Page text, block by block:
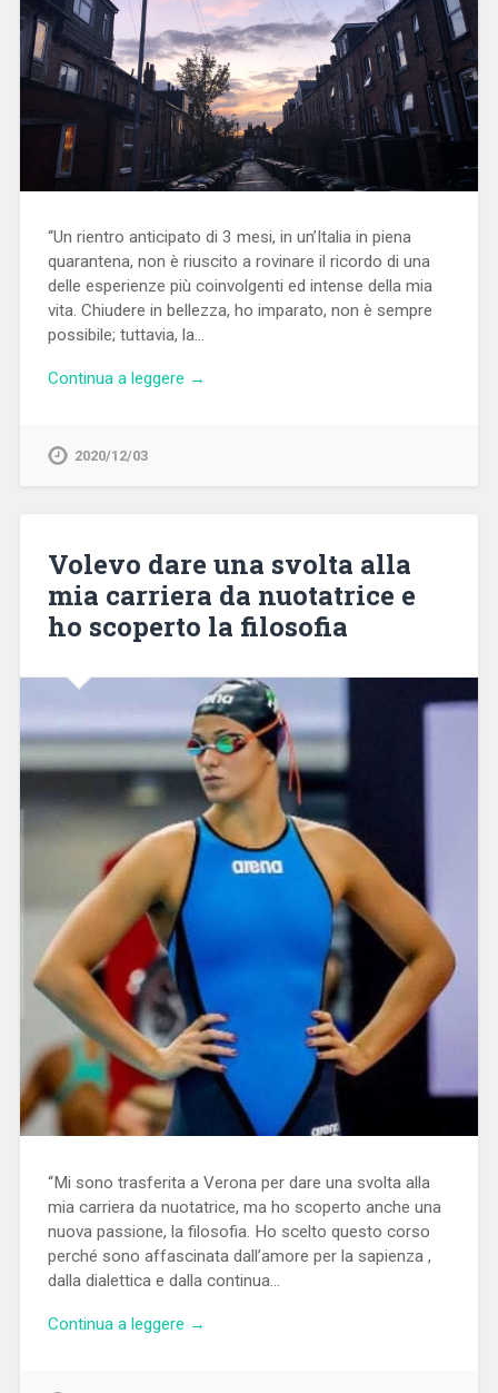
“Un rientro anticipato di 3 mesi, in un’Italia in piena
quarantena, non è riuscito a rovinare il ricordo di una
delle esperienze più coinvolgenti ed intense della mia
vita. Chiudere in bellezza, ho imparato, non è sempre
possibile; tuttavia, la…
Continua a leggere →
2020/12/03
Volevo dare una svolta alla
mia carriera da nuotatrice e
ho scoperto la filosofia
“Mi sono trasferita a Verona per dare una svolta alla
mia carriera da nuotatrice, ma ho scoperto anche una
nuova passione, la filosofia. Ho scelto questo corso
perché sono affascinata dall’amore per la sapienza ,
dalla dialettica e dalla continua…
Continua a leggere →